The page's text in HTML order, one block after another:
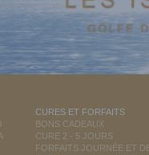
CURES ET FORFAITS
BONS CADEAUX
CURE 2 - 5 JOURS
FORFAITS JOURNÉE ET